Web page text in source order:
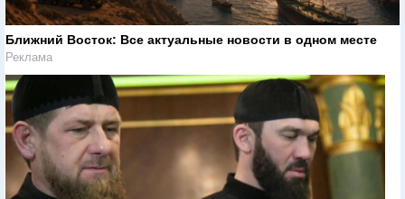
Ближний Восток: Все актуальные новости в одном месте
Реклама